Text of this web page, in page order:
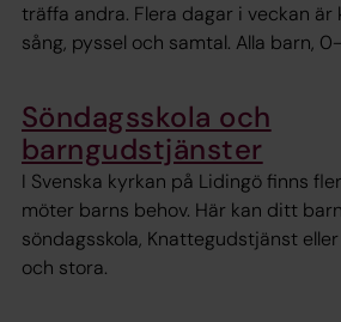
träffa andra. Flera dagar i veckan är
sång, pyssel och samtal. Alla barn,
Söndagsskola och
barngudstjänster
I Svenska kyrkan på Lidingö finns
möter barns behov. Här kan ditt
söndagsskola, Knattegudstjänst
och stora.